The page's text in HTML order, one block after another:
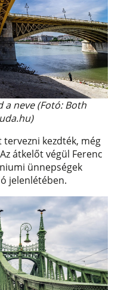
a neve (Fotó: Both
kezdték, még
átkelőt végül Ferenc
ünnepségek
jelenlétében.